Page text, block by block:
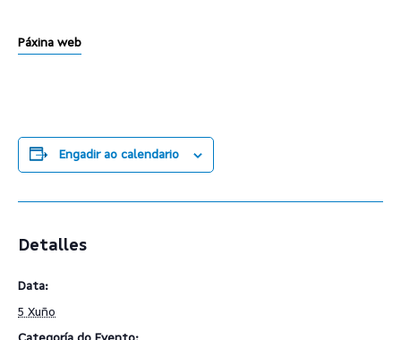
Páxina web
Engadir ao calendario
Detalles
Data:
5 Xuño